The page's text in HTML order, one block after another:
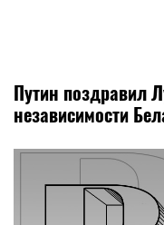
Путин поздравил
независимости